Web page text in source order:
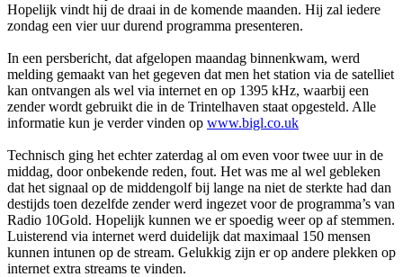
Hopelijk vindt hij de draai in de komende maanden. Hij zal iedere
zondag een vier uur durend programma presenteren.
In een persbericht, dat afgelopen maandag binnenkwam, werd
melding gemaakt van het gegeven dat men het station via de satelliet
kan o­ntvangen als wel via internet en op 1395 kHz, waarbij een
zender wordt gebruikt die in de Trintelhaven staat opgesteld. Alle
informatie kun je verder vinden op www.bigl.co.uk
Technisch ging het echter zaterdag al om even voor twee uur in de
middag, door o­nbekende reden, fout. Het was me al wel gebleken
dat het signaal op de middengolf bij lange na niet de sterkte had dan
destijds toen dezelfde zender werd ingezet voor de programma’s van
Radio 10Gold. Hopelijk kunnen we er spoedig weer op af stemmen.
Luisterend via internet werd duidelijk dat maximaal 150 mensen
kunnen intunen op de stream. Gelukkig zijn er op andere plekken op
internet extra streams te vinden.